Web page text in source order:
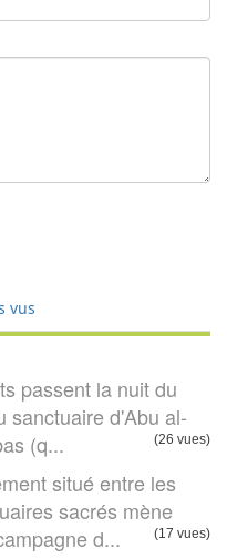
vus
passent la nuit du
sanctuaire d'Abu al-
(q...
(26 vues)
situé entre les
sacrés mène
d...
(17 vues)